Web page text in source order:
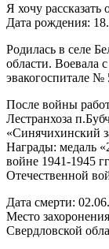
Я хочу
Дата рождения:
Родилась в селе
области. Воевала
эвакогоспитале
После войны
Лестранхоза
«Синячихинский
Награды: медаль
войне 1941-1945
Отечественной
Дата смерти:
Место
Свердловской